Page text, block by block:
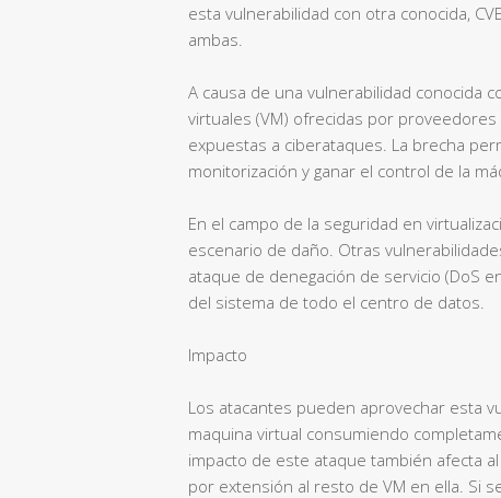
esta vulnerabilidad con otra conocida,
ambas.
A causa de una vulnerabilidad conocida
virtuales (VM) ofrecidas por
expuestas a ciberataques. La brecha
monitorización y ganar el control de la
En el campo de la seguridad en
escenario de daño. Otras
ataque de denegación de servicio (DoS
del sistema de todo el centro de datos.
Impacto
Los atacantes pueden aprovechar esta
maquina virtual consumiendo
impacto de este ataque también afecta
por extensión al resto de VM en ella. Si